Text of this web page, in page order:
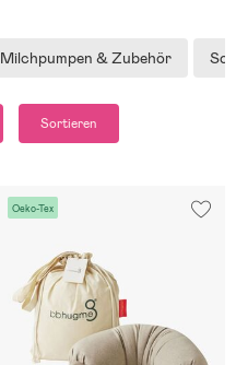
Milchpumpen & Zubehör
Sortieren
Oeko-Tex